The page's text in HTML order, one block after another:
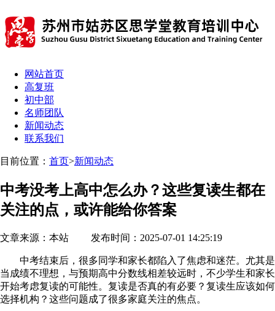
网站首页
高复班
初中部
名师团队
新闻动态
联系我们
目前位置： 首页>新闻动态
中考没考上高中怎么办？这些复读生都在
关注的点，或许能给你答案
文章来源：本站 发布时间：2025-07-01 14:25:19
中考结束后，很多同学和家长都陷入了焦虑和迷茫。尤其是
当成绩不理想，与预期高中分数线相差较远时，不少学生和家长
开始考虑复读的可能性。复读是否真的有必要？复读生应该如何
选择机构？这些问题成了很多家庭关注的焦点。